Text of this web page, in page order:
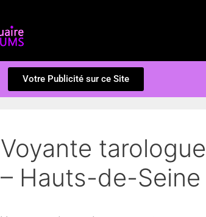
Votre Publicité sur ce Site
Voyante
– Hauts-de-Seine